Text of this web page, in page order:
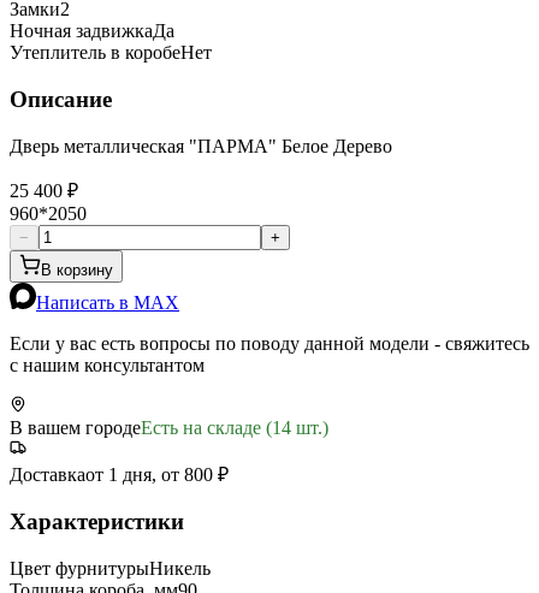
Замки2
Ночная задвижкаДа
Утеплитель в коробеНет
Описание
Дверь металлическая "ПАРМА" Белое Дерево
25 400 ₽
960*2050
−
+
В корзину
Написать в MAX
Если у вас есть вопросы по поводу данной модели - свяжитесь
с нашим консультантом
В вашем городеЕсть на складе (14 шт.)
Доставкаот 1 дня, от 800 ₽
Характеристики
Цвет фурнитурыНикель